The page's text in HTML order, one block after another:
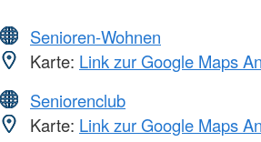
Senioren-Wohnen
Karte: Link zur Google Maps
Seniorenclub
Karte: Link zur Google Maps